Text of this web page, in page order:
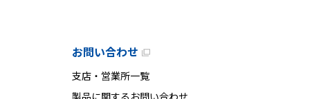
お問い合わせ
支店・営業所一覧
製品に関するお問い合わせ